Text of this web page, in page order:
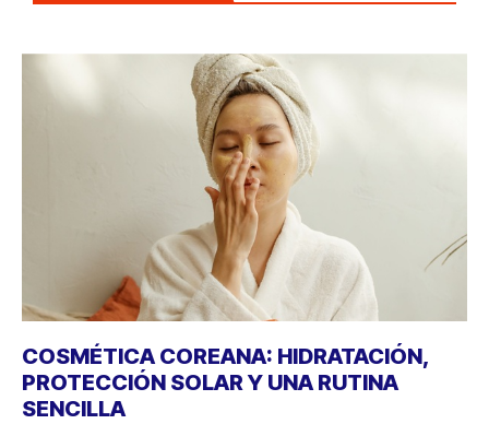
COSMÉTICA COREANA: HIDRATACIÓN,
PROTECCIÓN SOLAR Y UNA RUTINA
SENCILLA